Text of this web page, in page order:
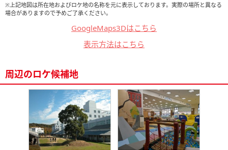
※上記地図は所在地およびロケ地の名称を元に表示しております。実際の場所と異なる
場合がありますので予めご了承ください。
GoogleMaps3Dはこちら
表示方法はこちら
周辺のロケ候補地